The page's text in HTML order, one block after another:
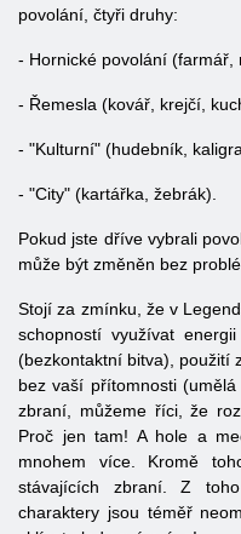
povolání, čtyři druhy:
- Hornické povolání (farmář,
- Řemesla (kovář, krejčí,
- "Kulturní" (hudebník,
- "City" (kartářka, žebrák).
Pokud jste dříve vybrali
může být změněn bez
Stojí za zmínku, že v
schopností využívat
(bezkontaktní bitva), použití
bez vaší přítomnosti
zbraní, můžeme říci, že
Proč jen tam! A hole a
mnohem více. Kromě
stávajících zbraní. Z
charaktery jsou téměř